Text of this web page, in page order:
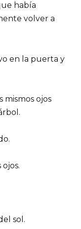
había
volver a
en la puerta y
mismos ojos
sol.